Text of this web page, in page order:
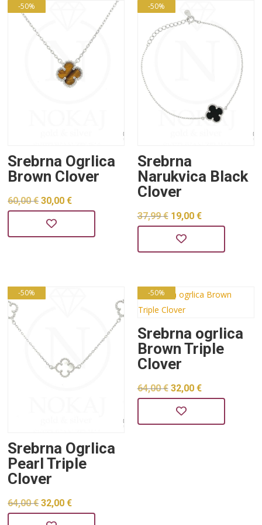
38,00 €. 64,00 €.
-50%
Srebrna Ogrlica
Brown Clover
60,00€ Izvorna
cijena
bila
30,00€
je:
-50%
Srebrna
Narukvica Black
Clover
37,99€ Izvorna
cijena
bila
37,99 €.
19,00 €
je:
-50%
Srebrna Ogrlica
Pearl Triple
Clover
64,00€ Izvorna
cijena
32,00€
-50%
Srebrna ogrlica
Brown Triple
Clover
64,00€ Izvorna
cijena
bila
32,00 €
je: